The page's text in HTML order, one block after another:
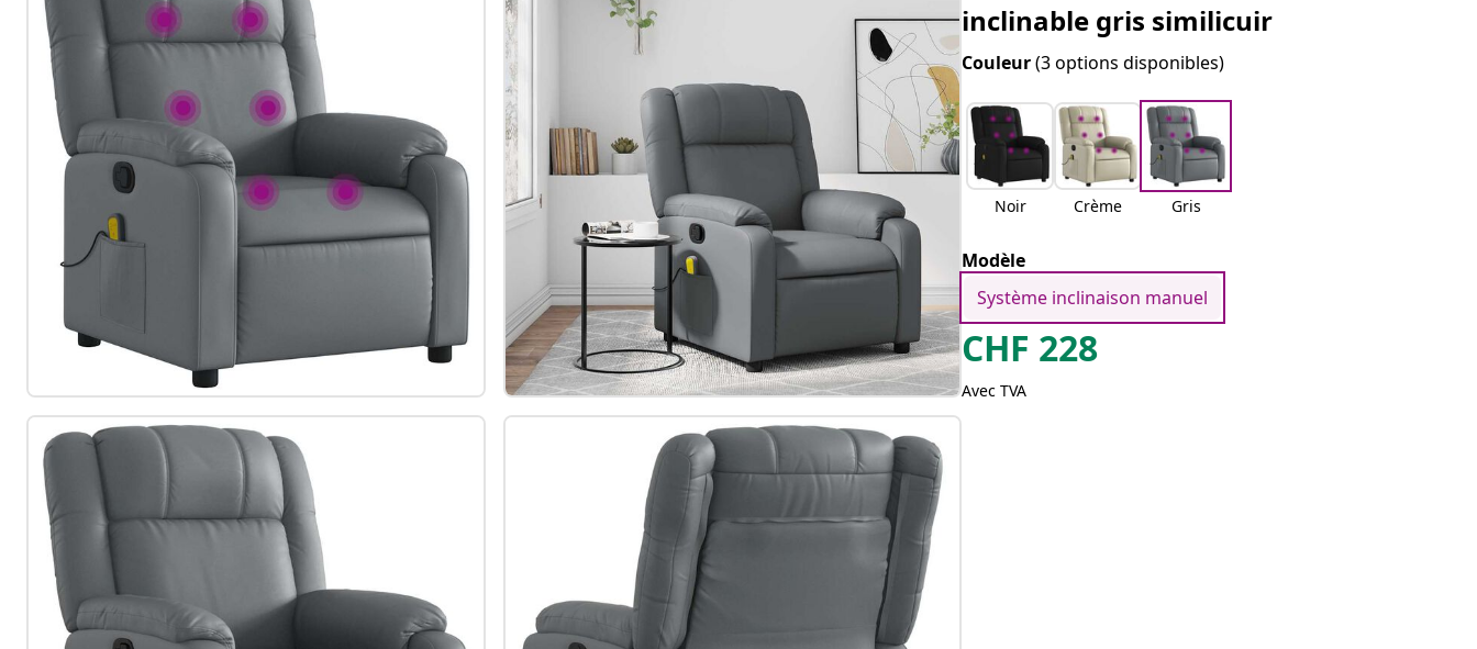
inclinable gris similicuir
Couleur(3 options disponibles)
Noir Crème Gris
Modèle
Système inclinaison manuel
CHF 228
Avec TVA